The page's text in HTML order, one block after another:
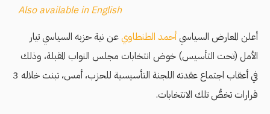
Also available in English
أعلن المعارض السياسيأحمد الطنطاويعن نية حزبه السياسي تيار
الأمل (تحت التأسيس) خوض انتخابات مجلس النواب المقبلة، وذلك
في أعقاب اجتماع عقدته اللجنة التأسيسية للحزب، أمس، تبنت خلاله 3
قرارات تخصُّ تلك الانتخابات.